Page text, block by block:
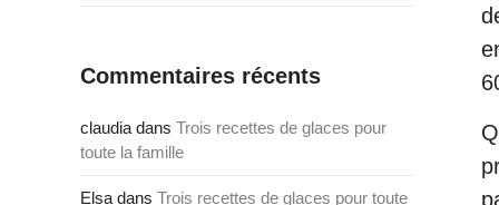
Commentaires récents
claudia dans Trois recettes de glaces pour
toute la famille
Elsa dans Trois recettes de glaces pour toute